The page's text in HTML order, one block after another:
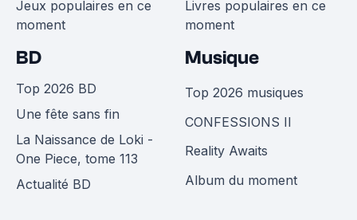
Jeux populaires en ce
moment
Livres populaires en ce
moment
BD
Top 2026 BD
Une fête sans fin
La Naissance de Loki -
One Piece, tome 113
Actualité BD
Musique
Top 2026 musiques
CONFESSIONS II
Reality Awaits
Album du moment